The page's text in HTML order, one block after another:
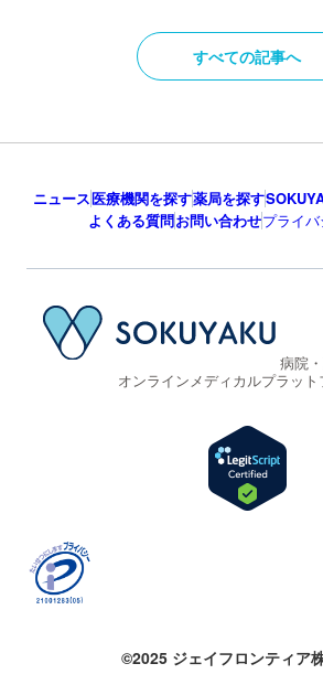
すべての記事へ
ニュース医療機関を探す薬局を探す
よくある質問お問い合わせプライ
病院
オンラインメディカルプラット
©2025 ジェイフロンティア